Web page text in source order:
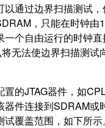
以通过边界扫描测试
，只能在时钟由
一个自由运行的时钟
无法使边界扫描测试
置的JTAG器件，如
器件连接到SDRAM或
覆盖范围，如下所示。